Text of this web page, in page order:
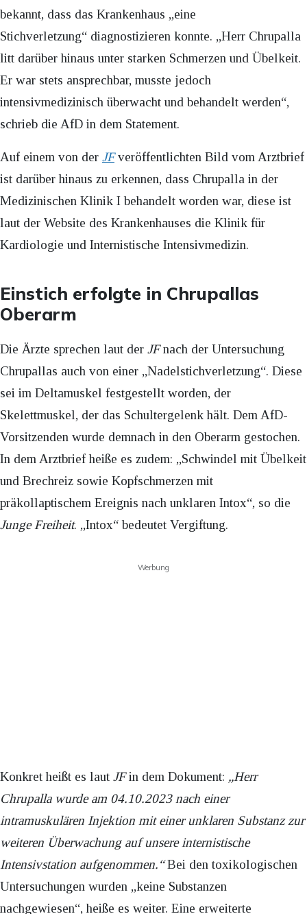
bekannt, dass das Krankenhaus „eine
Stichverletzung“ diagnostizieren konnte. „Herr Chrupalla
litt darüber hinaus unter starken Schmerzen und Übelkeit.
Er war stets ansprechbar, musste jedoch
intensivmedizinisch überwacht und behandelt werden“,
schrieb die AfD in dem Statement.
Auf einem von der JFveröffentlichten Bild vom Arztbrief
ist darüber hinaus zu erkennen, dass Chrupalla in der
Medizinischen Klinik I behandelt worden war, diese ist
laut der Website des Krankenhauses die Klinik für
Kardiologie und Internistische Intensivmedizin.
Einstich erfolgte in Chrupallas
Oberarm
Die Ärzte sprechen laut der JFnach der Untersuchung
Chrupallas auch von einer „Nadelstichverletzung“. Diese
sei im Deltamuskel festgestellt worden, der
Skelettmuskel, der das Schultergelenk hält. Dem AfD-
Vorsitzenden wurde demnach in den Oberarm gestochen.
In dem Arztbrief heiße es zudem: „Schwindel mit Übelkeit
und Brechreiz sowie Kopfschmerzen mit
präkollaptischem Ereignis nach unklaren Intox“, so die
Junge Freiheit. „Intox“ bedeutet Vergiftung.
Werbung
Konkret heißt es laut JFin dem Dokument: „Herr
Chrupalla wurde am 04.10.2023 nach einer
intramuskulären Injektion mit einer unklaren Substanz zur
weiteren Überwachung auf unsere internistische
Intensivstation aufgenommen.“Bei den toxikologischen
Untersuchungen wurden „keine Substanzen
nachgewiesen“, heiße es weiter. Eine erweiterte